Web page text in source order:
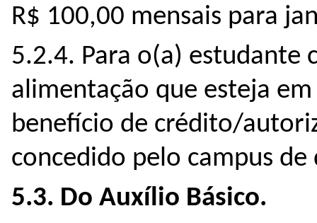
R$ 100,00 mensais para
5.2.4. Para o(a)
alimentação que esteja
benefício de crédito/
concedido pelo campus de
5.3. Do Auxílio Básico.